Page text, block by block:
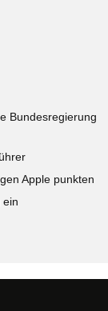
Bundesregierung
Apple punkten
ein